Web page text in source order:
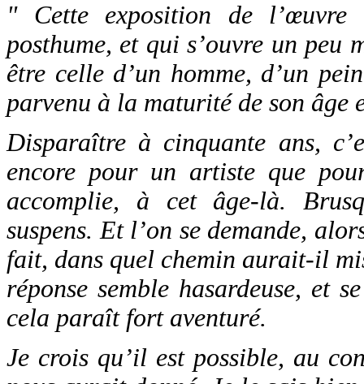
" Cette exposition de
posthume, et qui s’ouvre un peu
être celle d’un homme, d’un
parvenu à la maturité de son âge
Disparaître à cinquante ans,
encore pour un artiste que
accomplie, à cet âge-là.
suspens. Et l’on se demande,
fait, dans quel chemin aurait-il
réponse semble hasardeuse, et
cela paraît fort aventuré.
Je crois qu’il est possible, au